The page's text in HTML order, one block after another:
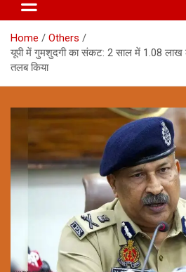
Home
Others
यूपी में गुमशुदगी का संकट: 2 साल में 1.08 लाख
तलब किया